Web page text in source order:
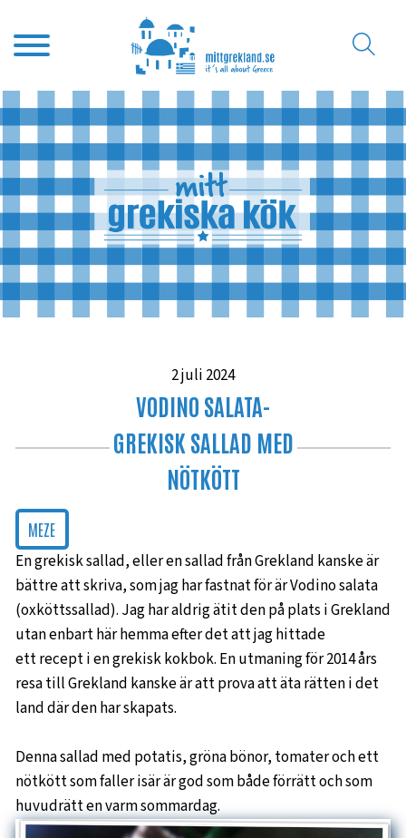
2 juli 2024
VODINO SALATA-
GREKISK SALLAD MED
NÖTKÖTT
MEZE
En grekisk sallad, eller en sallad från Grekland kanske är
bättre att skriva, som jag har fastnat för är Vodino salata
(oxköttssallad). Jag har aldrig ätit den på plats i Grekland
utan enbart här hemma efter det att jag hittade
ett recept i en grekisk kokbok. En utmaning för 2014 års
resa till Grekland kanske är att prova att äta rätten i det
land där den har skapats.
Denna sallad med potatis, gröna bönor, tomater och ett
nötkött som faller isär är god som både förrätt och som
huvudrätt en varm sommardag.